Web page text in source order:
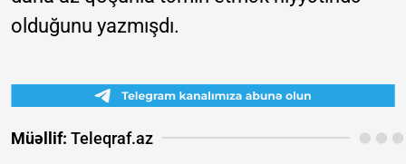
olduğunu yazmışdı.
Müəllif: Teleqraf.az